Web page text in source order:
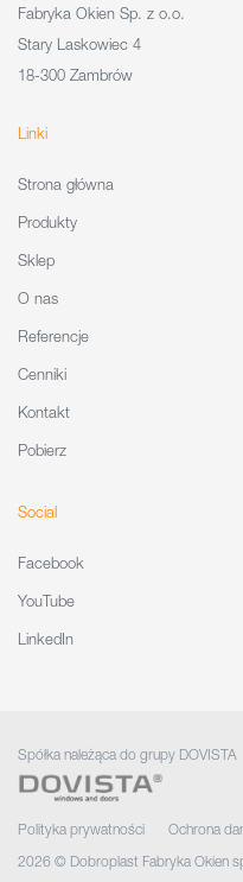
Fabryka Okien Sp. z o.o.
Stary Laskowiec 4
18-300 Zambrów
Linki
Strona główna
Produkty
Sklep
O nas
Referencje
Cenniki
Kontakt
Pobierz
Social
Facebook
YouTube
LinkedIn
Spółka należąca do grupy DOVISTA
Polityka prywatności Ochrona
2026 © Dobroplast Fabryka Okien